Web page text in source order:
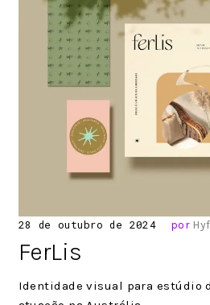
Posted
28 de outubro de 2024 por
FerLis
Identidade visual para estúdio